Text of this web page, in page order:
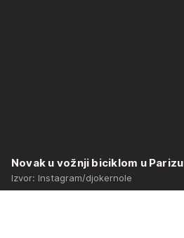
Novak u vožnji biciklom u Parizu
Izvor: Instagram/djokernole